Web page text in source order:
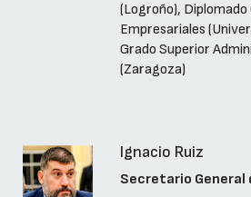
(Logroño), Diplomado
Empresariales
Grado Superior
(Zaragoza)
Ignacio Ruiz
Secretario General